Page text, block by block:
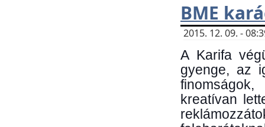
BME
2015. 12. 09. -
A Karifa
gyenge, az
kreatívan